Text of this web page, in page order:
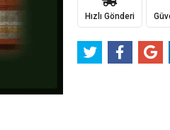
Hızlı Gönderi